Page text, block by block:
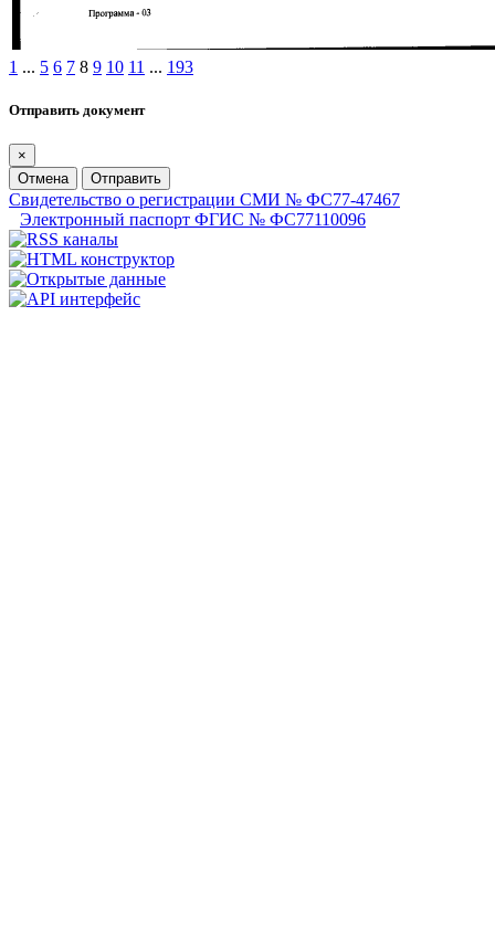
1 ... 5 6 7 8 9 10 11 ... 193
Отправить документ
×
Отмена
Отправить
Свидетельство о регистрации СМИ № ФС77-47467
Электронный паспорт ФГИС № ФС77110096